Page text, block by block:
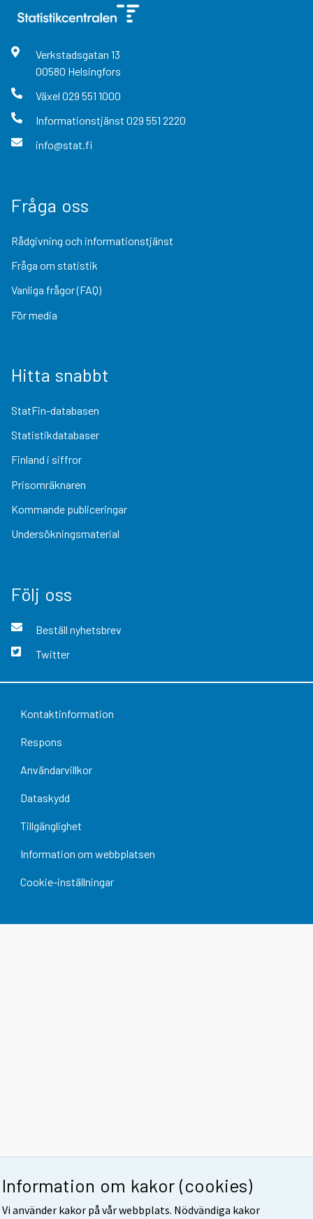
Information om kakor (cookies)
Vi använder kakor på vår webbplats. Nödvändiga kakor
Verkstadsgatan 13
00580 Helsingfors
Växel 029 551 1000
Informationstjänst 029 551 2220
info@stat.fi
Fråga oss
Rådgivning och informationstjänst
Fråga om statistik
Vanliga frågor (FAQ)
För media
Hitta snabbt
StatFin-databasen
Statistikdatabaser
Finland i siffror
Prisomräknaren
Kommande publiceringar
Undersökningsmaterial
Följ oss
Beställ nyhetsbrev
Twitter
Kontaktinformation
Respons
Användarvillkor
Dataskydd
Tillgänglighet
Information om webbplatsen
Cookie-inställningar